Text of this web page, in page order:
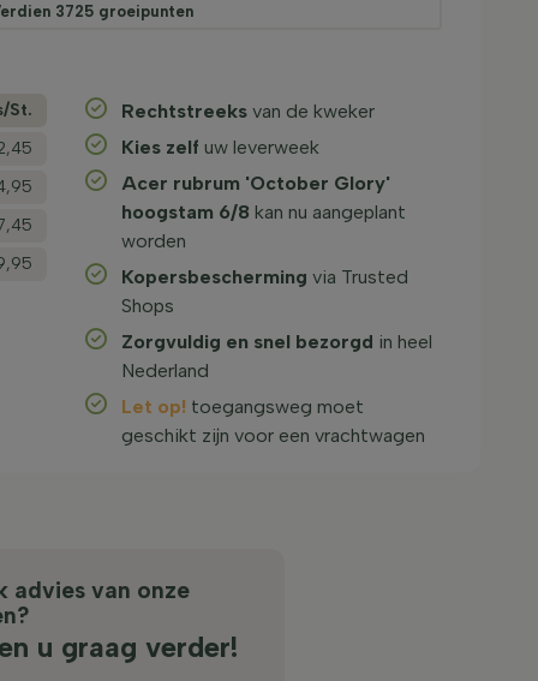
3725groeipunten
­St.
Rechtstreeks van de kweker
Kies zelf uw leverweek
Acer rubrum 'October Glory'
hoogstam 6/8 kan nu aangeplant
worden
Kopersbescherming via Trusted
Shops
Zorgvuldig en snel bezorgd in heel
Nederland
Let op! toegangsweg moet
geschikt zijn voor een vrachtwagen
advies van onze
u graag verder!